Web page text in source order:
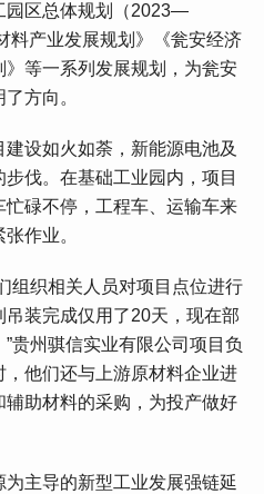
园区总体规划（2023—
料产业发展规划》《瓮安经济
等一系列发展规划，为瓮安
方向。
设如火如荼，新能源电池及
伐。在基础工业园内，项目
碌不停，工程车、运输车来
作业。
织相关人员对项目点位进行
装完成仅用了20天，现在部
贵州骐信实业有限公司项目负
他们还与上游原材料企业进
助材料的采购，为投产做好
主导的新型工业发展强链延